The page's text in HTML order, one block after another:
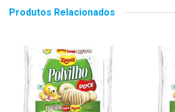
Produtos Relacionados